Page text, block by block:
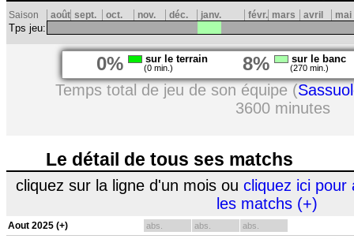
Saison août sept. oct. nov. déc. janv. févr. mars avril mai
Tps jeu:
0% sur le terrain
(0 min.) 8% sur le banc
(270 min.)
Temps total de jeu de son équipe (
3600 minutes
Le détail de tous ses matchs
cliquez sur la ligne d'un mois ou cliquez ici pour
les matchs (+)
Aout 2025 (+) abs. abs. abs.